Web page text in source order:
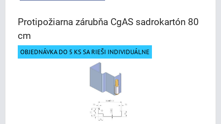
Protipožiarna zárubňa CgAS sadrokartón 80
cm
OBJEDNÁVKA DO 5 KS SA RIEŠI INDIVIDUÁLNE